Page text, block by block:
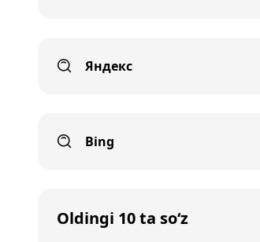
Яндекс
Bing
Oldingi 10 ta so‘z